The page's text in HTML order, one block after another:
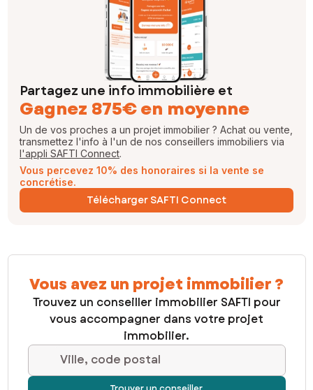
Partagez une info immobilière et
Gagnez 875€ en moyenne
Un de vos proches a un projet immobilier ? Achat ou vente,
transmettez l'info à l'un de nos conseillers immobiliers via
l'appli SAFTI Connect.
Vous percevez 10% des honoraires si la vente se
concrétise.
Télécharger SAFTI Connect
Vous avez un projet immobilier ?
Trouvez un conseiller immobilier SAFTI pour
vous accompagner dans votre projet
immobilier.
Ville, code postal